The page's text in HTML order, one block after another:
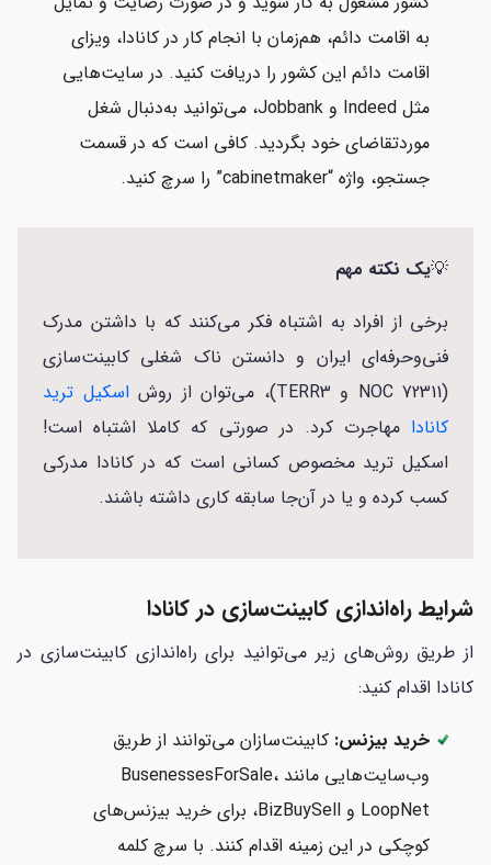
به اقامت دائم، هم‌زمان با انجام کار در کانادا، ویزای
اقامت دائم این کشور را دریافت کنید. در سایت‌هایی
مثل Indeed و Jobbank، می‌توانید به‌دنبال شغل
موردتقاضای خود بگردید. کافی است که در قسمت
جستجو، واژه “cabinetmaker” را سرچ کنید.
💡یک نکته مهم
برخی از افراد به اشتباه فکر می‌کنند که با داشتن مدرک
فنی‌وحرفه‌ای ایران و دانستن ناک شغلی کابینت‌سازی
(NOC 72311 و TERR3)، می‌توان از روش
اسکیل ترید
کانادا مهاجرت کرد. در صورتی که کاملا اشتباه است!
اسکیل ترید مخصوص کسانی است که در کانادا مدرکی
کسب کرده و یا در آن‌جا سابقه کاری داشته باشند.
شرایط راه‌اندازی کابینت‌سازی در کانادا
از طریق روش‌های زیر می‌توانید برای راه‌اندازی کابینت‌سازی در
کانادا اقدام کنید:
خرید بیزنس: کابینت‌سازان می‌توانند از طریق
وب‌سایت‌هایی مانند BusenessesForSale،
LoopNet و BizBuySell، برای خرید بیزنس‌های
کوچکی در این زمینه اقدام کنند. با سرچ کلمه